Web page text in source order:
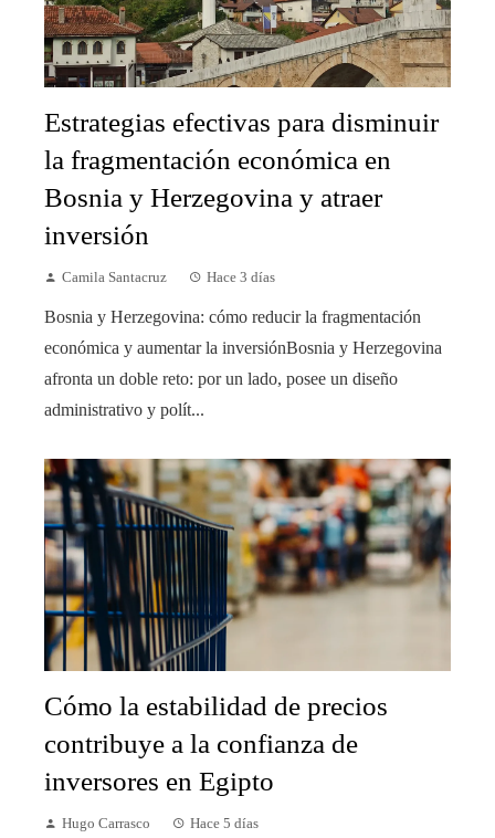
Estrategias efectivas para disminuir
la fragmentación económica en
Bosnia y Herzegovina y atraer
inversión
Camila Santacruz Hace 3 días
Bosnia y Herzegovina: cómo reducir la fragmentación
económica y aumentar la inversiónBosnia y Herzegovina
afronta un doble reto: por un lado, posee un diseño
administrativo y polít...
Cómo la estabilidad de precios
contribuye a la confianza de
inversores en Egipto
Hugo Carrasco Hace 5 días